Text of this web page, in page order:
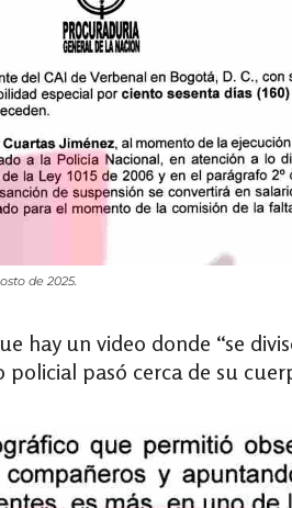
de 2025.
hay un video donde “se
pasó cerca de su